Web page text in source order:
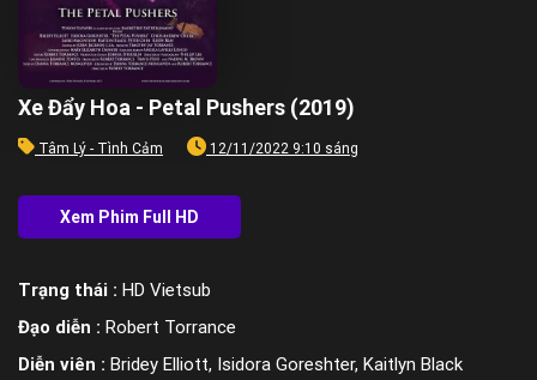
Xe Đẩy Hoa - Petal Pushers (2019)
Tâm Lý - Tình Cảm 12/11/2022 9:10 sáng
Trạng thái : HD Vietsub
Đạo diễn : Robert Torrance
Diễn viên : Bridey Elliott, Isidora Goreshter, Kaitlyn Black